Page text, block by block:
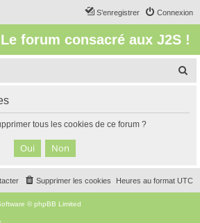
Connexion
S’enregistrer
forum consacré aux J2S !
c
tous les cookies de ce forum ?
Heures au format UTC
Supprimer les cookies
© phpBB Limited